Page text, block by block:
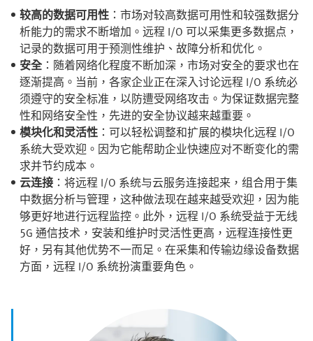
较高的数据可用性 ：市场对较高数据可用性和较强数据分
析能力的需求不断增加。远程 I/O 可以采集更多数据点，
记录的数据可用于预测性维护、故障分析和优化。
安全 ：随着网络化程度不断加深，市场对安全的要求也在
逐渐提高。当前，各家企业正在深入讨论远程 I/O 系统必
须遵守的安全标准，以防遭受网络攻击。为保证数据完整
性和网络安全性，先进的安全协议越来越重要。
模块化和灵活性 ：可以轻松调整和扩展的模块化远程 I/O
系统大受欢迎。因为它能帮助企业快速应对不断变化的需
求并节约成本。
云连接 ：将远程 I/O 系统与云服务连接起来，组合用于集
中数据分析与管理，这种做法现在越来越受欢迎，因为能
够更好地进行远程监控。此外，远程 I/O 系统受益于无线
5G 通信技术，安装和维护时灵活性更高，远程连接性更
好，另有其他优势不一而足。在采集和传输边缘设备数据
方面，远程 I/O 系统扮演重要角色。